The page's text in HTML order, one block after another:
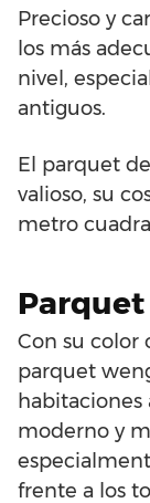
Precioso y
los más
nivel,
antiguos.
El parquet
valioso, su
metro
Con su color
parquet
habitaciones
moderno y
frente a los